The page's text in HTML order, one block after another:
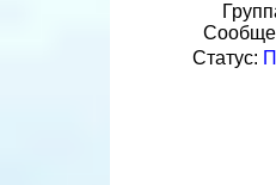
Статус: